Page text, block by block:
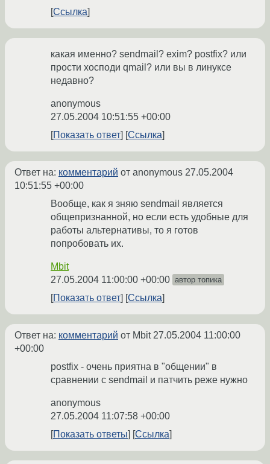
Ссылка
какая именно? sendmail? exim? postfix? или
прости хосподи qmail? или вы в линуксе
недавно?
anonymous
27.05.2004 10:51:55 +00:00
Показать ответ
Ссылка
Ответ на: комментарий от anonymous 27.05.2004
10:51:55 +00:00
Вообще, как я зняю sendmail является
общепризнанной, но если есть удобные для
работы альтернативы, то я готов
попробовать их.
Mbit
27.05.2004 11:00:00 +00:00 автор топика
Показать ответ Ссылка
Ответ на: комментарий от Mbit27.05.2004 11:00:00
+00:00
postfix - очень приятна в "общении" в
сравнении с sendmail и патчить реже нужно
anonymous
27.05.2004 11:07:58 +00:00
Показать ответы
Ссылка